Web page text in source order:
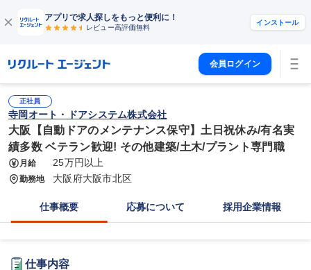
アプリで求人探しをもっと便利に！
レビュー高評価無料
インストール
会員ログイン
正社員
寺岡オート・ドアシステム株式会社
大阪【自動ドアのメンテナンス保守】土日祝休み/有名実
績多数 ベテラン歓迎! その他建築/土木/プラント専門職
月給 25万円以上
勤務地 大阪府大阪市北区
仕事概要 応募について 採用企業情報
仕事内容